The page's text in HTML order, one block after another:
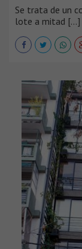
Se trata de un
lote a mitad [...]